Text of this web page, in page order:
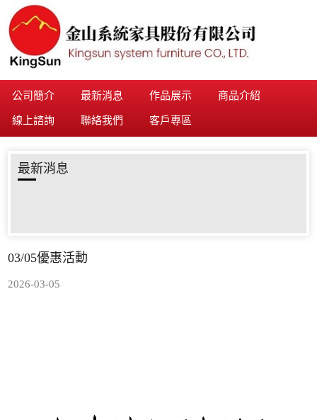
公司簡介 最新消息 作品展示 商品介紹
線上諮詢 聯絡我們 客戶專區
最新消息
03/05優惠活動
2026-03-05